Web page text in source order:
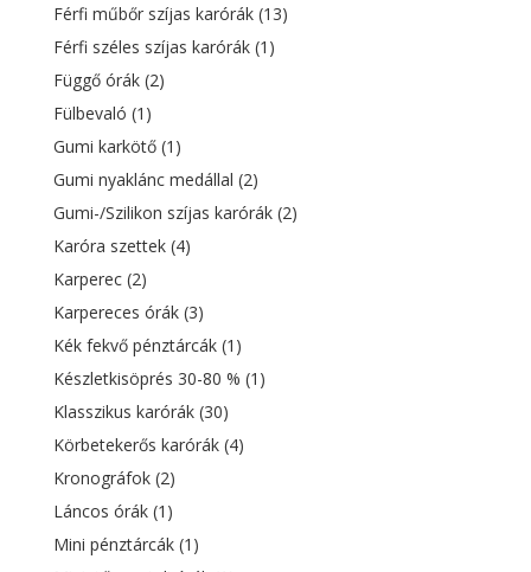
Férfi műbőr szíjas karórák (13)
Férfi széles szíjas karórák (1)
Függő órák (2)
Fülbevaló (1)
Gumi karkötő (1)
Gumi nyaklánc medállal (2)
Gumi-/Szilikon szíjas karórák (2)
Karóra szettek (4)
Karperec (2)
Karpereces órák (3)
Kék fekvő pénztárcák (1)
Készletkisöprés 30-80 % (1)
Klasszikus karórák (30)
Körbetekerős karórák (4)
Kronográfok (2)
Láncos órák (1)
Mini pénztárcák (1)